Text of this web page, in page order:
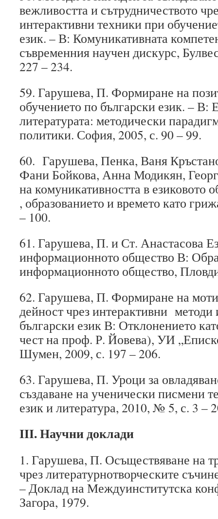
вежливостта и сътрудничеството
интерактивни техники при
език. – В: Комуникативната
съвременния научен дискурс,
227 – 234.
59. Гарушева, П. Формиране на
обучението по български език. – В:
литературата: методически
политики. София, 2005, с. 90 – 99.
60. Гарушева, Пенка, Ваня
Фани Бойкова, Анна Модикян,
на комуникативността в езиковото
, образованието и времето като
– 100.
61. Гарушева, П. и Ст. Анастасова
информационното общество В:
информационното общество,
62. Гарушева, П. Формиране на
дейност чрез интерактивни методи
български език В: Отклонението
чест на проф. Р. Йовева), УИ
Шумен, 2009, с. 197 – 206.
63. Гарушева, П. Уроци за
създаване на ученически писмени
език и литература, 2010, № 5, с. 3 –
III. Научни доклади
1. Гарушева, П. Осъществяване на
чрез литературнотворческите
– Доклад на Междуинститутска
Загора, 1979.